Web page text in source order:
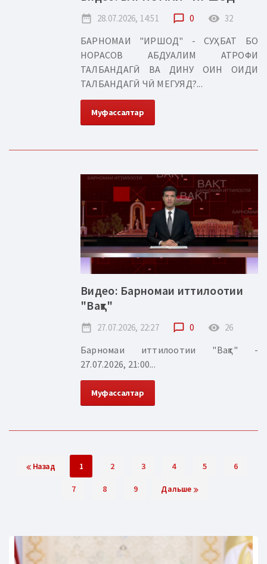
date_range 28.07.2026, 14:51 chat_bubble_outline 0 remove_red_eye 32
БАРНОМАИ "ИРШОД" - СУҲБАТ БО
НОРАСОВ АБДУАЛИМ АТРОФИ
ТАЛБАНДАГӢ ВА ДИНУ ОИН ОИДИ
ТАЛБАНДАГӢ ЧӢ МЕГУЯД?...
Муфассалтар
Видео: Барномаи иттилоотии
"Вақт"
date_range 27.07.2026, 22:27 chat_bubble_outline 0 remove_red_eye 26
Барномаи иттилоотии "Вақт" -
27.07.2026, 21:00...
Муфассалтар
Назад 1 2 3 4 5 6
7 8 9 Дальше